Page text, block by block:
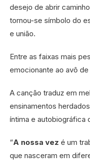
desejo de abrir
tornou-se símbolo do
e união.
Entre as faixas mais
emocionante ao avô de
A canção traduz em
ensinamentos
íntima e autobiográfica
“A nossa vez é um
que nasceram em